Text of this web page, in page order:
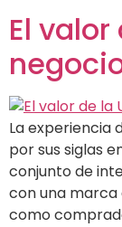
El
La experiencia
por sus siglas
conjunto de
con una marca
como